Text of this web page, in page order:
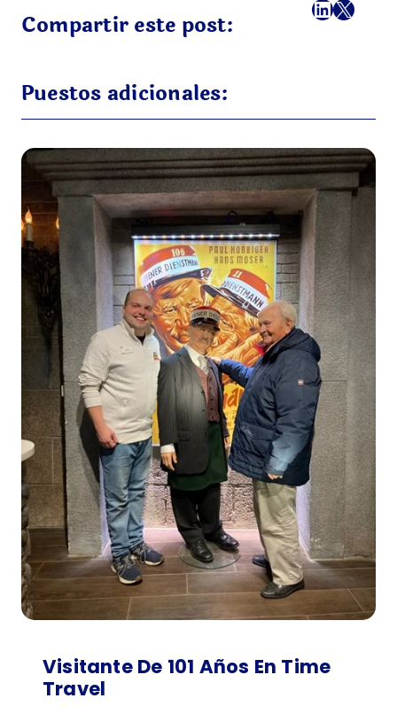
Compartir este post:
Facebook
LinkedIn
X
Puestos adicionales:
Visitante De 101 Años En Time
Travel